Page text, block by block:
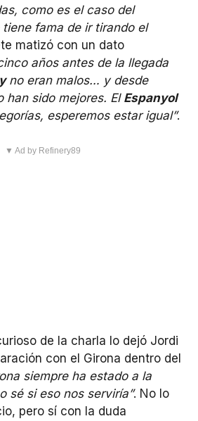
como es el caso del
fama de ir tirando el
matizó con un dato
años antes de la llegada
no eran malos… y desde
han sido mejores. El Espanyol
esperemos estar igual”.
▼ Ad by Refinery89
de la charla lo dejó Jordi
con el Girona dentro del
siempre ha estado a la
sé si eso nos serviría”. No lo
pero sí con la duda